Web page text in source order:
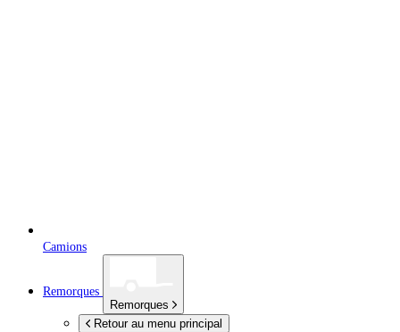
Camions
Remorques
Remorques
Retour au menu principal